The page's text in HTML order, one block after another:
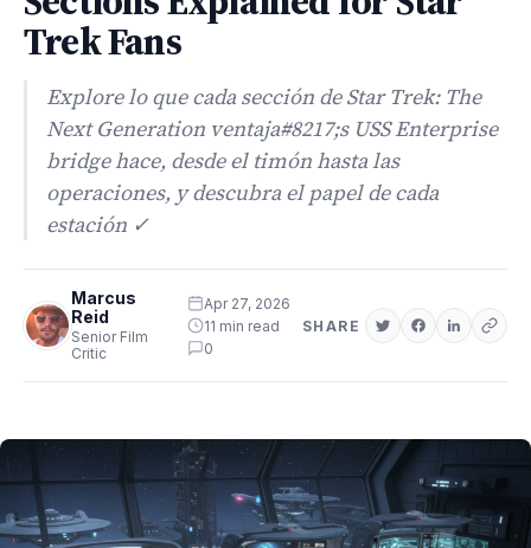
Trek Fans
Explore lo que cada sección de Star Trek: The
Next Generation ventaja#8217;s USS Enterprise
bridge hace, desde el timón hasta las
operaciones, y descubra el papel de cada
estación ✓
Marcus
Reid
Senior Film
Critic
Apr 27, 2026
11 min read
0
SHARE